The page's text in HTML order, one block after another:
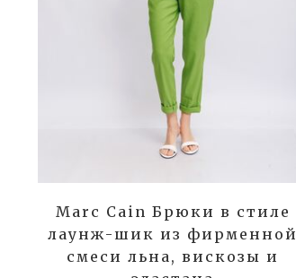
Marc Cain Брюки в стиле
лаунж-шик из фирменной
смеси льна, вискозы и